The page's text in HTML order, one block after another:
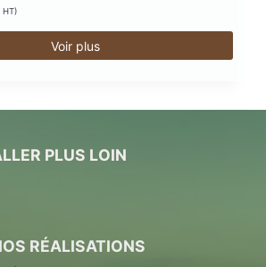
HT)
Voir plus
PLUS LOIN
RÉALISATIONS